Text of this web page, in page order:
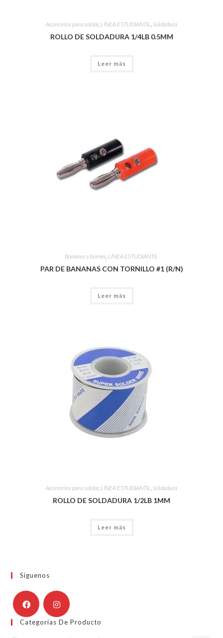
Accesorios para soldar, LÍNEA ESTUDIANTIL, Soldadura
ROLLO DE SOLDADURA 1/4LB 0.5MM
Leer más
Bananas y bornes LÍNEA ESTUDIANTIL
PAR DE BANANAS CON TORNILLO #1 (R/N)
Leer más
Accesorios para soldar, LÍNEA ESTUDIANTIL, Soldadura
ROLLO DE SOLDADURA 1/2LB 1MM
Leer más
Síguenos
Categorías De Producto